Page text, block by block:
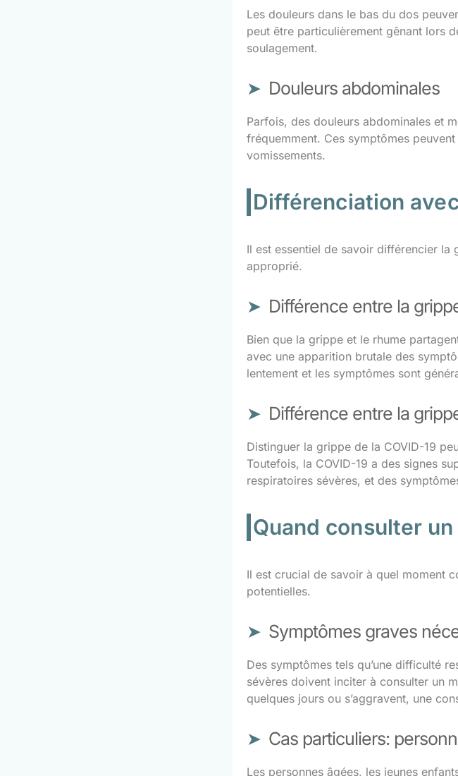
Les douleurs dans le bas du dos
peut être particulièrement gênant lors
soulagement.
Douleurs abdominales
Parfois, des douleurs abdominales et
fréquemment. Ces symptômes
vomissements.
Différenciation
Il est essentiel de savoir différencier la
approprié.
Différence entre la
Bien que la grippe et le rhume
avec une apparition brutale des
lentement et les symptômes sont
Différence entre la
Distinguer la grippe de la COVID-19
Toutefois, la COVID-19 a des signes
respiratoires sévères, et des
Quand consulter
Il est crucial de savoir à quel moment
potentielles.
Symptômes graves
Des symptômes tels qu’une difficulté
sévères doivent inciter à consulter un
quelques jours ou s’aggravent, une
Cas particuliers:
Les personnes âgées, les jeunes